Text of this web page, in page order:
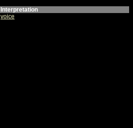
Interpretation
voice